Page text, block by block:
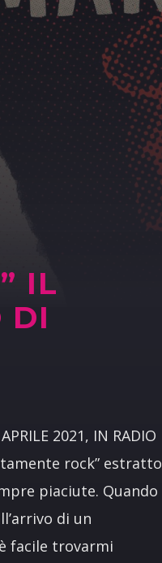
IL
DI
2021, IN RADIO
rock” estratto
piaciute. Quando
di un
facile trovarmi